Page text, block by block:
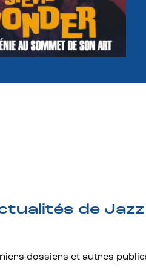
de Jazz
dossiers et autres